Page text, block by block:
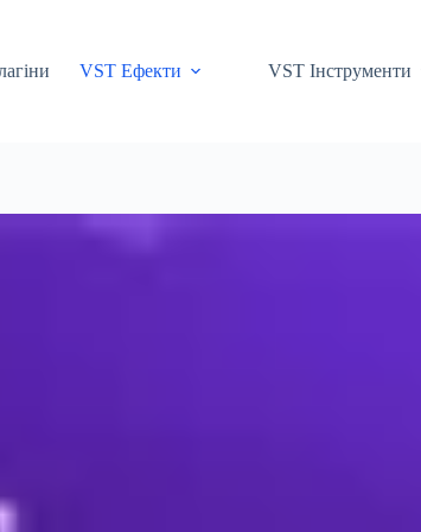
VST Ефекти VST Інструменти